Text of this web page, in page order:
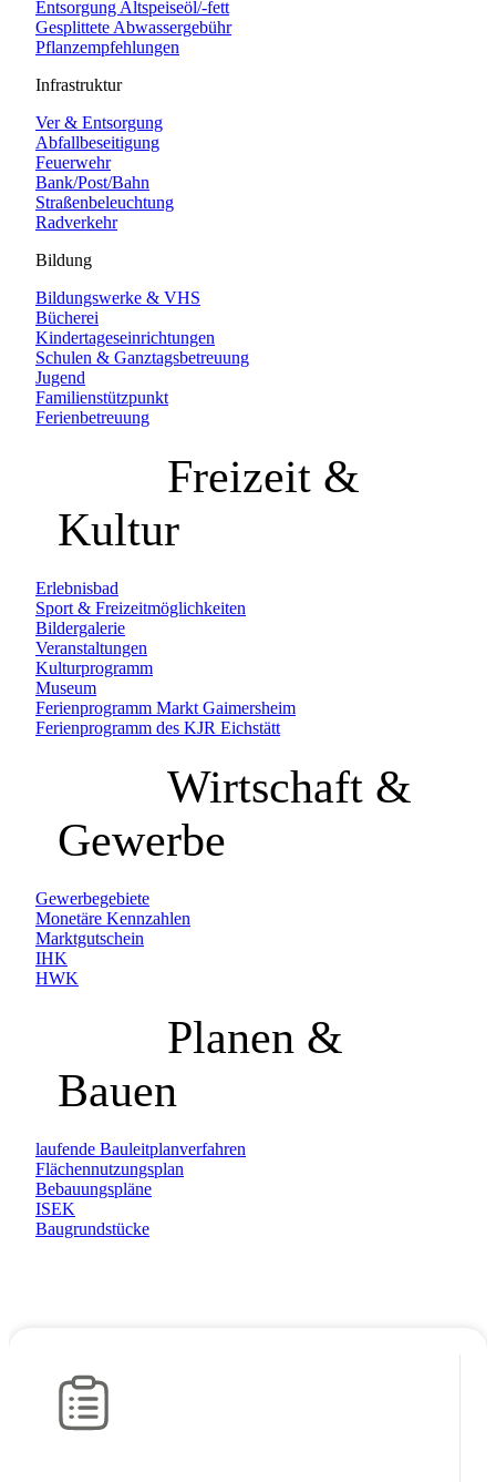
Entsorgung Altspeiseöl/-fett
Gesplittete Abwassergebühr
Pflanzempfehlungen
Infrastruktur
Ver & Entsorgung
Abfallbeseitigung
Feuerwehr
Bank/Post/Bahn
Straßenbeleuchtung
Radverkehr
Bildung
Bildungswerke & VHS
Bücherei
Kindertageseinrichtungen
Schulen & Ganztagsbetreuung
Jugend
Familienstützpunkt
Ferienbetreuung
Freizeit &
Kultur
Erlebnisbad
Sport & Freizeitmöglichkeiten
Bildergalerie
Veranstaltungen
Kulturprogramm
Museum
Ferienprogramm Markt Gaimersheim
Ferienprogramm des KJR Eichstätt
Wirtschaft &
Gewerbe
Gewerbegebiete
Monetäre Kennzahlen
Marktgutschein
IHK
HWK
Planen &
Bauen
laufende Bauleitplanverfahren
Flächennutzungsplan
Bebauungspläne
ISEK
Baugrundstücke